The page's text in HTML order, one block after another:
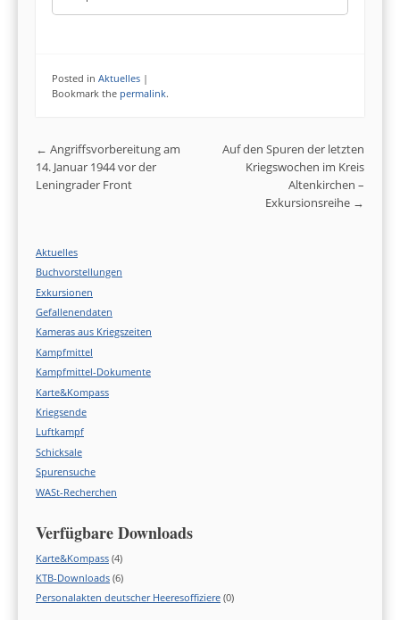
Posted in Aktuelles |
Bookmark the permalink.
Post navigation
← Angriffsvorbereitung am
14. Januar 1944 vor der
Leningrader Front
Auf den Spuren der letzten
Kriegswochen im Kreis
Altenkirchen –
Exkursionsreihe →
Aktuelles
Buchvorstellungen
Exkursionen
Gefallenendaten
Kameras aus Kriegszeiten
Kampfmittel
Kampfmittel-Dokumente
Karte&Kompass
Kriegsende
Luftkampf
Schicksale
Spurensuche
WASt-Recherchen
Verfügbare Downloads
Karte&Kompass (4)
KTB-Downloads (6)
Personalakten deutscher Heeresoffiziere (0)